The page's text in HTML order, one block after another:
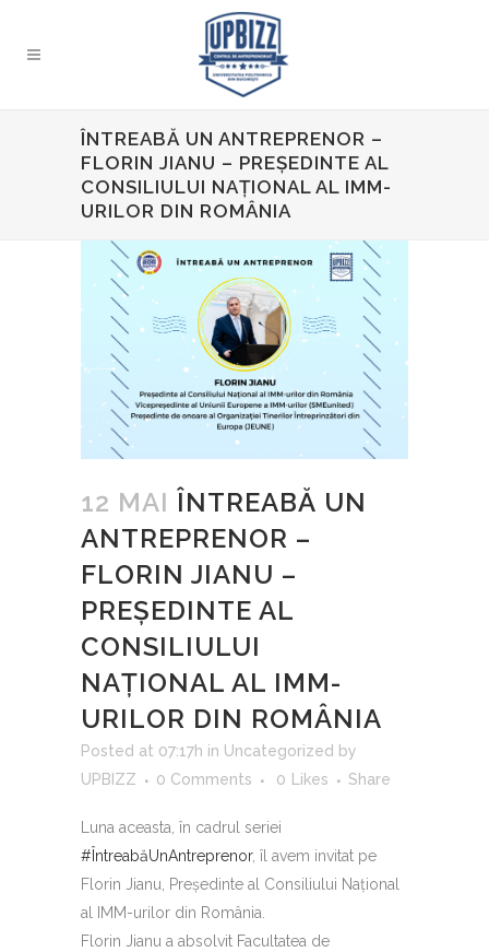
ÎNTREABĂ UN ANTREPRENOR –
FLORIN JIANU – PREȘEDINTE AL
CONSILIULUI NAȚIONAL AL IMM-
URILOR DIN ROMÂNIA
12 MAI ÎNTREABĂ UN
ANTREPRENOR –
FLORIN JIANU –
PREȘEDINTE AL
CONSILIULUI
NAȚIONAL AL IMM-
URILOR DIN ROMÂNIA
Posted at 07:17h in Uncategorized by
UPBIZZ
0 Comments 0 Likes Share
Luna aceasta, în cadrul seriei
#ÎntreabăUnAntreprenor, îl avem invitat pe
Florin Jianu, Președinte al Consiliului Național
al IMM-urilor din România.
Florin Jianu a absolvit Facultatea de